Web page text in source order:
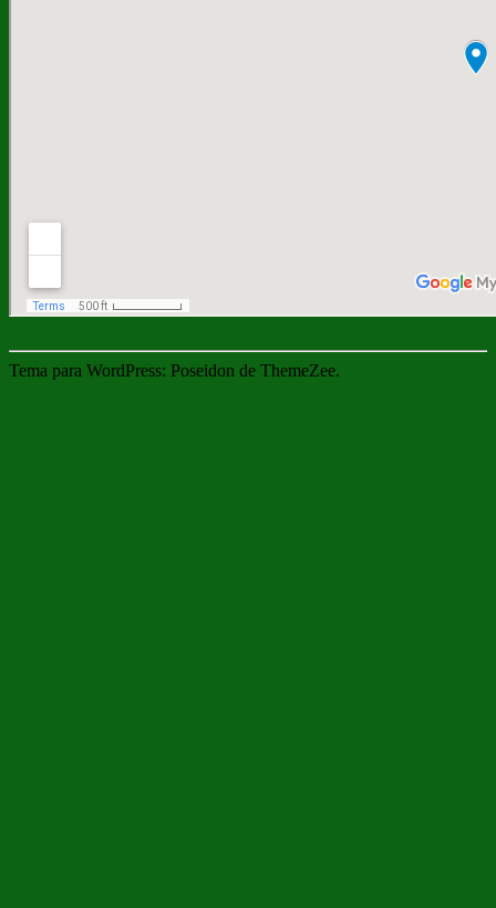
Tema para WordPress: Poseidon de ThemeZee.